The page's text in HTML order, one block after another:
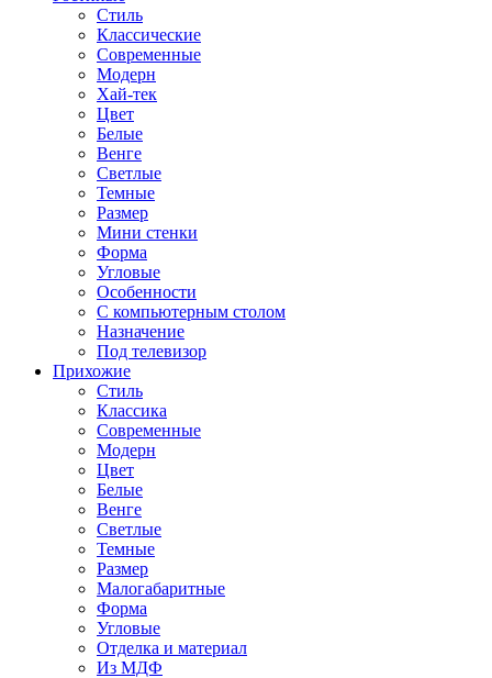
Стиль
Классические
Современные
Модерн
Хай-тек
Цвет
Белые
Венге
Светлые
Темные
Размер
Мини стенки
Форма
Угловые
Особенности
С компьютерным столом
Назначение
Под телевизор
Прихожие
Стиль
Классика
Современные
Модерн
Цвет
Белые
Венге
Светлые
Темные
Размер
Малогабаритные
Форма
Угловые
Отделка и материал
Из МДФ